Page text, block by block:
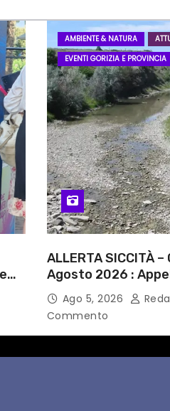
AMBIENTE & NATURA
EVENTI GORIZIA E PROVINCIA
ALLERTA SICCITÀ –
Agosto 2026 :
alle Autorità
Ago 5, 2026
Commento